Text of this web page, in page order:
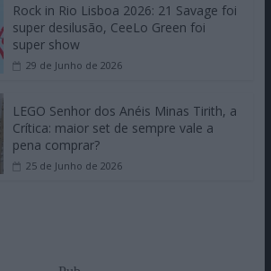
Rock in Rio Lisboa 2026: 21 Savage foi
super desilusão, CeeLo Green foi
super show
29 de Junho de 2026
LEGO Senhor dos Anéis Minas Tirith, a
Crítica: maior set de sempre vale a
pena comprar?
25 de Junho de 2026